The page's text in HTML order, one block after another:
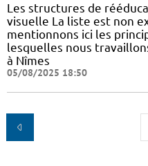
Les structures de
visuelle La liste est non
mentionnons ici les
lesquelles nous
à Nîmes
05/08/2025 18:50